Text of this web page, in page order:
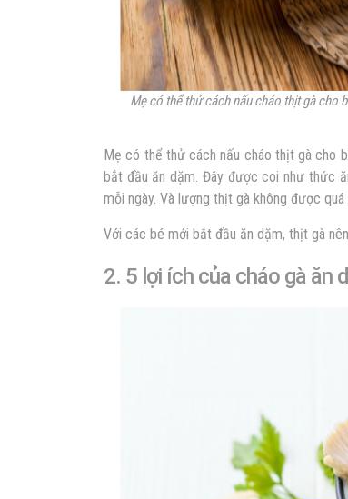
Mẹ có thể thử cách nấu cháo thịt gà cho
Mẹ có thể thử cách nấu cháo thịt gà cho
bắt đầu ăn dặm. Đây được coi như thức
mỗi ngày. Và lượng thịt gà không được
Với các bé mới bắt đầu ăn dặm, thịt gà
2. 5 lợi ích của cháo gà ăn